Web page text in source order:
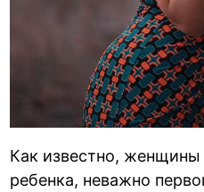
Как известно, женщины
ребенка, неважно